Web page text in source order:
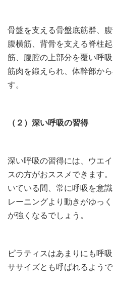
骨盤を支える骨盤底筋群、
腹横筋、背骨を支える脊柱
筋、腹腔の上部分を覆い呼
筋肉を鍛えられ、体幹部か
す。
（２）深い呼吸の習得
深い呼吸の習得には、ウエ
スの方がおススメできます
いている間、常に呼吸を意
レーニングより動きがゆっ
が強くなるでしょう。
ピラティスはあまりにも呼
ササイズとも呼ばれるようで